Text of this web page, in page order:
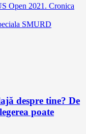
Open 2021. Cronica
SMURD
despre tine? De
poate